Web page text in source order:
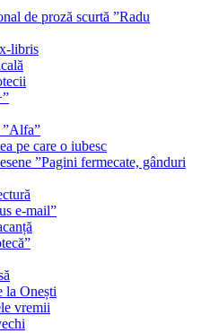
de proză scurtă ”Radu
libris
”Alfa”
pe care o iubesc
”Pagini fermecate, gânduri
e-mail”
la Onești
vremii